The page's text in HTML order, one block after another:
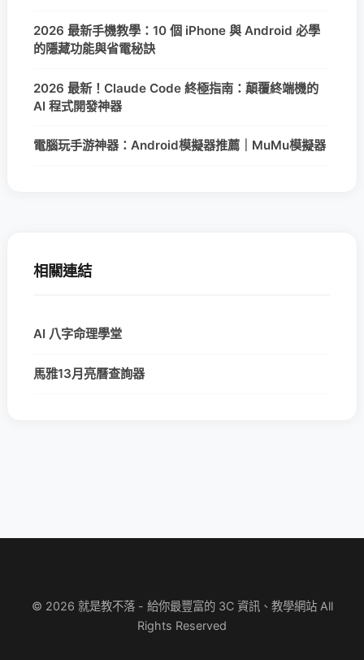
2026 最新手機教學：10 個 iPhone 與 Android 必學
的隱藏功能與省電秘訣
2026 最新！Claude Code 終極指南：顛覆終端機的
AI 程式開發神器
電腦玩手游神器：Android模擬器推薦｜MuMu模擬器
相關連結
AI 八字命理學堂
馬雅13月亮曆查詢器
© 2026 就是教不落 - 給你最豐富的 3C 資訊、教學網站 All
Rights Reserved